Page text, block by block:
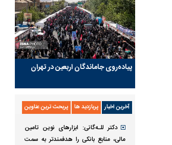
پیاده‌روی جاماندگان اربعین در تهران
آخرین اخبار پربازدید ها پربحث ترین عناوین
دکتر للـه‌گانی: ابزار‌های نوین تامین
مالی، منابع بانکی را هدفمندتر به سمت